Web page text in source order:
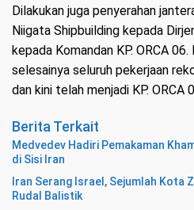
Dilakukan juga penyerahan
Niigata Shipbuilding kepada
kepada Komandan KP. ORCA
selesainya seluruh pekerjaan
dan kini telah menjadi KP. ORCA
Berita Terkait
Medvedev Hadiri Pemakaman
di Sisi Iran
Iran Serang Israel, Sejumlah Kota
Rudal Balistik